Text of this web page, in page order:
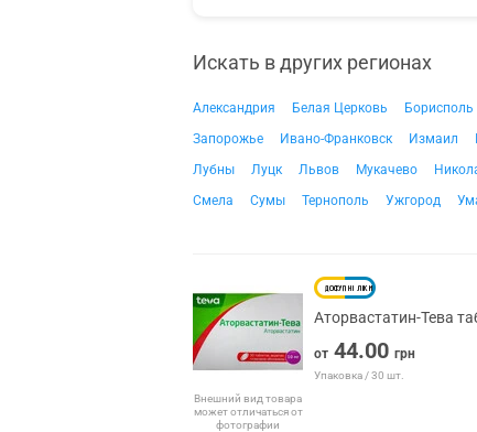
Искать в других регионах
Александрия Белая Церковь Борисполь
Запорожье
Ивано-Франковск Измаил
Лубны
Луцк Львов Мукачево
Смела
Сумы Тернополь Ужгород
Внешний вид товара
может отличаться от
фотографии
Аторвастатин-Тева
от 44.00 грн
Упаковка / 30 шт.